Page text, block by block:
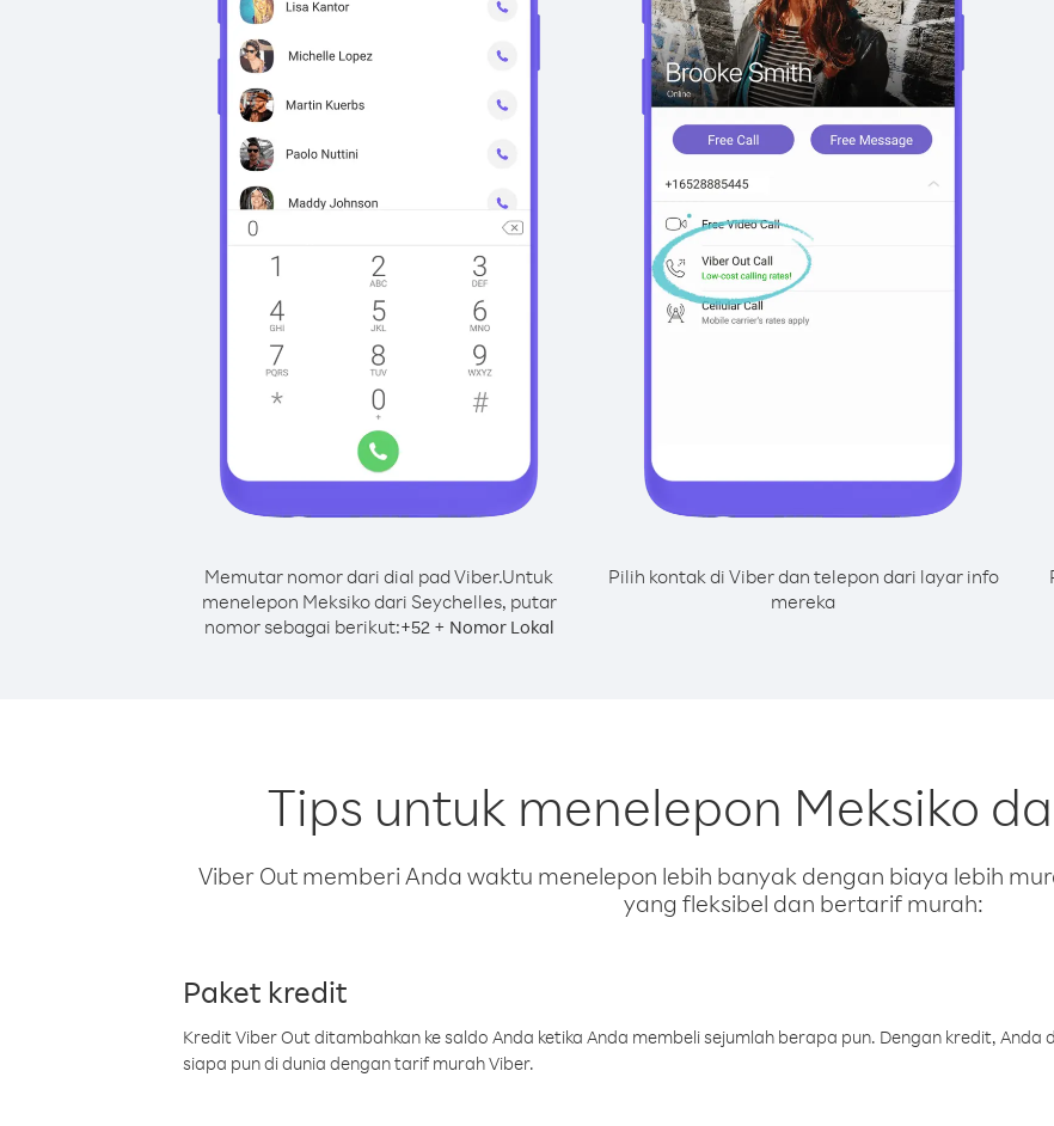
Memutar nomor dari dial pad Viber.Untuk
menelepon Meksiko dari Seychelles, putar
nomor sebagai berikut:+52+ Nomor Lokal
Pilih kontak di Viber dan telepon dari layar info
mereka
Tips untuk menelepon Meksiko
Viber Out memberi Anda waktu menelepon lebih banyak dengan biaya lebih
yang fleksibel dan bertarif murah:
Paket kredit
Kredit Viber Out ditambahkan ke saldo Anda ketika Anda membeli sejumlah berapa pun. Dengan kredit, Anda
siapa pun di dunia dengan tarif murah Viber.